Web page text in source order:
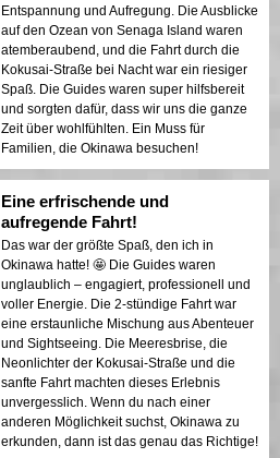
Entspannung und Aufregung. Die Ausblicke
auf den Ozean von Senaga Island waren
atemberaubend, und die Fahrt durch die
Kokusai-Straße bei Nacht war ein riesiger
Spaß. Die Guides waren super hilfsbereit
und sorgten dafür, dass wir uns die ganze
Zeit über wohlfühlten. Ein Muss für
Familien, die Okinawa besuchen!
Eine erfrischende und
aufregende Fahrt!
Das war der größte Spaß, den ich in
Okinawa hatte! 🤩 Die Guides waren
unglaublich – engagiert, professionell und
voller Energie. Die 2-stündige Fahrt war
eine erstaunliche Mischung aus Abenteuer
und Sightseeing. Die Meeresbrise, die
Neonlichter der Kokusai-Straße und die
sanfte Fahrt machten dieses Erlebnis
unvergesslich. Wenn du nach einer
anderen Möglichkeit suchst, Okinawa zu
erkunden, dann ist das genau das Richtige!